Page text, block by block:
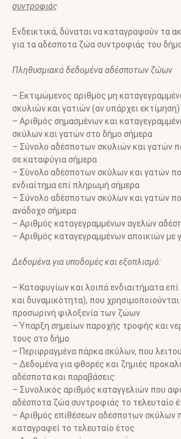
συντροφιάς
Ενδεικτικά, δύναται να καταγραφούν τα
για τα αδέσποτα ζώα συντροφιάς του
Πληθυσμιακά δεδομένα αδέσποτων ζώων
– Εκτιμώμενος αριθμός μη
σκυλιών και γατιών (αν υπάρχει εκτίμηση)
– Αριθμός σημασμένων και
σκύλων και γατών στο δήμο σήμερα
– Σύνολο αδέσποτων σκυλιών και γατών
σε καταφύγια σήμερα
– Σύνολο αδέσποτων σκύλων και γατών
ενδιαίτημα επί πληρωμή σήμερα
– Σύνολο αδέσποτων σκύλων και γατών
ανάδοχο σήμερα
– Αριθμός καταγεγραμμένων αγελών
– Αριθμός καταγεγραμμένων αποικιών με
Δεδομένα για υποδομές και εξοπλισμό:
– Καταφυγίων και λοιπά ενδιαιτήματα
και δυναμικότητα), που
προσωρινή φιλοξενία των ζώων
– Ύπαρξη σημείων παροχής τροφής και
τους στο δήμο
– Περιφραγμένα πάρκα σκύλων, που
– Δεδομένα για φθορές και ζημιές
αδέσποτα και παραβάσεις:
– Συνολικός αριθμός καταγγελιών που
αδέσποτα ζώα συντροφιάς το τελευταίο
– Αριθμός επιθέσεων αδέσποτων σκύλων
καταγραφεί το τελευταίο έτος